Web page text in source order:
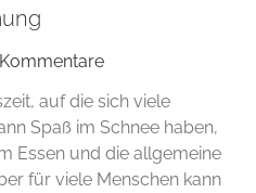
auf die sich viele
Spaß im Schnee haben,
Essen und die allgemeine
für viele Menschen kann